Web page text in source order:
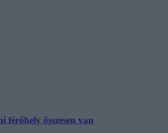
összesen van